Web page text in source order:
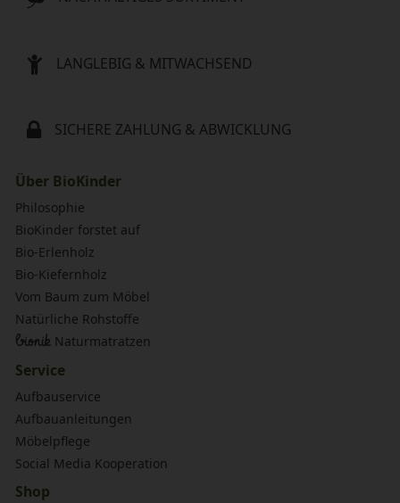
LANGLEBIG & MITWACHSEND
SICHERE ZAHLUNG & ABWICKLUNG
Über BioKinder
Philosophie
BioKinder forstet auf
Bio-Erlenholz
Bio-Kiefernholz
Vom Baum zum Möbel
Natürliche Rohstoffe
bionik Naturmatratzen
Service
Aufbauservice
Aufbauanleitungen
Möbelpflege
Social Media Kooperation
Shop